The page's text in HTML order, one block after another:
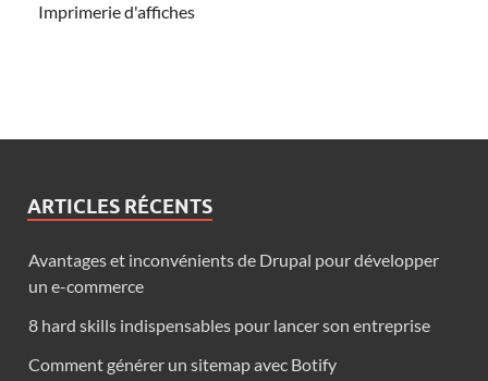
Imprimerie d'affiches
ARTICLES RÉCENTS
Avantages et inconvénients de Drupal pour développer
un e-commerce
8 hard skills indispensables pour lancer son entreprise
Comment générer un sitemap avec Botify